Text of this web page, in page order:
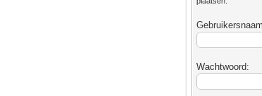
Wachtwoord: